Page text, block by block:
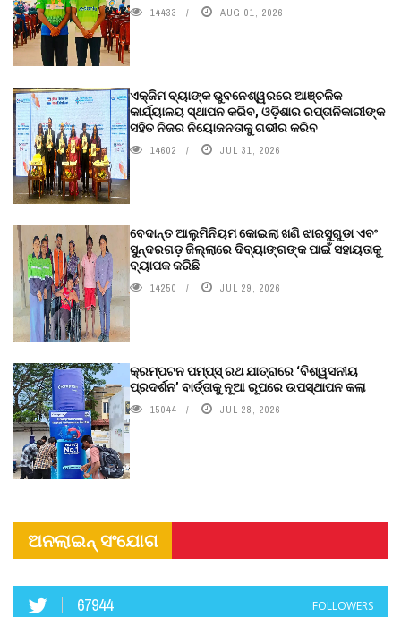
14433 AUG 01, 2026
ଏକ୍ଜିମ ବ୍ୟାଙ୍କ ଭୁବନେଶ୍ୱରରେ ଆଞ୍ଚଳିକ
କାର୍ଯ୍ୟାଳୟ ସ୍ଥାପନ କରିବ, ଓଡ଼ିଶାର ରପ୍ତାନିକାରୀଙ୍କ
ସହିତ ନିଜର ନିୟୋଜନତାକୁ ଗଭୀର କରିବ
14602 JUL 31, 2026
ବେଦାନ୍ତ ଆଲୁମିନିୟମ କୋଇଲା ଖଣି ଝାରସୁଗୁଡା ଏବଂ
ସୁନ୍ଦରଗଡ଼ ଜିଲ୍ଲାରେ ଦିବ୍ୟାଙ୍ଗଙ୍କ ପାଇଁ ସହାୟତାକୁ
ବ୍ୟାପକ କରିଛି
14250 JUL 29, 2026
କ୍ରମ୍ପଟନ ପମ୍ପ୍‌ସ୍‌ ରଥ ଯାତ୍ରାରେ ‘ବିଶ୍ୱସନୀୟ
ପ୍ରଦର୍ଶନ’ ବାର୍ତ୍ତାକୁ ନୂଆ ରୂପରେ ଉପସ୍ଥାପନ କଲା
15044 JUL 28, 2026
ଅନଲାଇନ୍ ସଂଯୋଗ
67944 FOLLOWERS